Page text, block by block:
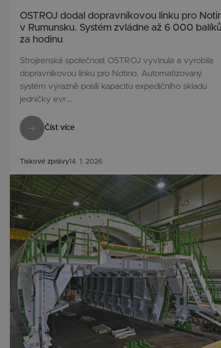
OSTROJ dodal dopravníkovou linku pro
v Rumunsku. Systém zvládne až 6 000
za hodinu
Strojírenská společnost OSTROJ vyvinula a vyrobila
dopravníkovou linku pro Notino. Automatizovaný
systém výrazně posílí kapacitu expedičního skladu
jedničky evr...
Číst více
Tiskové zprávy14. 1. 2026